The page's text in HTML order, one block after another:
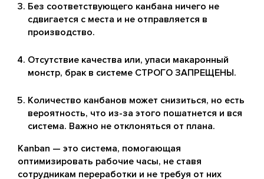
Без соответствующего канбана ничего не
сдвигается с места и не отправляется в
производство.
Отсутствие качества или, упаси макаронный
монстр, брак в системе СТРОГО ЗАПРЕЩЕНЫ.
Количество канбанов может снизиться, но есть
вероятность, что из-за этого пошатнется и вся
система. Важно не отклоняться от плана.
Kanban — это система, помогающая
оптимизировать рабочие часы, не ставя
сотрудникам переработки и не требуя от них